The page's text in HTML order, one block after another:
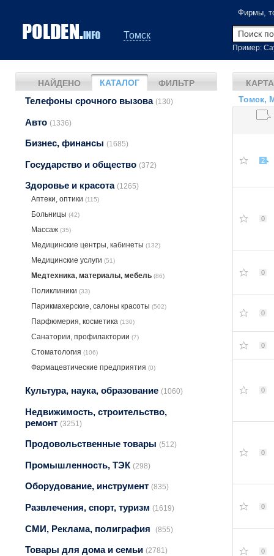
Томск
Фирмы,
Пример:
НАЙДЕНО КАТАЛОГ ФИЛЬТР
Телефоны срочного вызова (130)
Авто (1336)
Бизнес, финансы (1685)
Государство и общество (372)
Здоровье и красота (1265)
Аптеки, оптики (115)
Больницы (42)
Массаж (35)
Медицинские центры, кабинеты (132)
Медицинские услуги (51)
Медтехника, материалы, мебель (86)
Поликлиники (33)
Парикмахерские, салоны красоты (502)
Парфюмерия, косметика (130)
Санатории, профилактории (7)
Стоматология (106)
Фармацевтические предприятия (0)
Культура, наука, образование (1060)
Недвижимость, строительство,
ремонт (3251)
Продовольственные товары (512)
Промышленность, ТЭК (298)
Оборудование, инструмент (835)
Развлечения, спорт, туризм (1619)
СМИ, Реклама, полиграфия (855)
Товары для дома и семьи (2781)
КАРТА
Томск,
2
0
0
0
0
0
0
0
0